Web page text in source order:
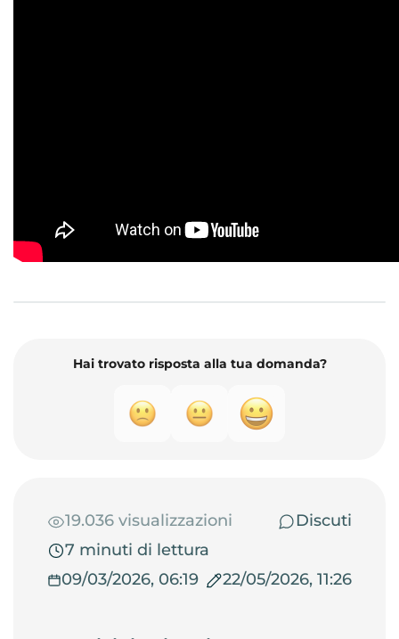
Hai trovato risposta alla tua domanda?
19.036 visualizzazioni
Discuti
7 minuti di lettura
09/03/2026, 06:19
22/05/2026, 11:26